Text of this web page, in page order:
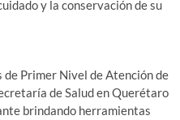
y la conservación de su
de Primer Nivel de Atención de
de Salud en Querétaro
brindando herramientas